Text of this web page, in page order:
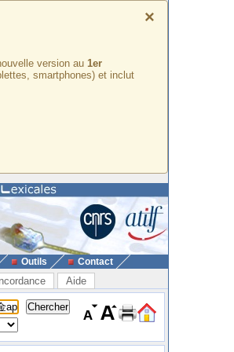
×
version au 1er
smartphones) et inclut
Outils Contact
Aide